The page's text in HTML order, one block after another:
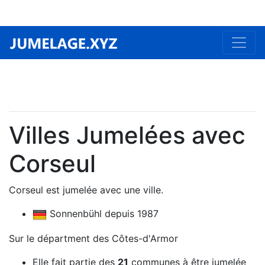
Villes Jumelées avec
Corseul
Corseul est jumelée avec une ville.
Sonnenbühl depuis 1987
Sur le départment des Côtes-d'Armor
Elle fait partie des 21 communes à être jumelée